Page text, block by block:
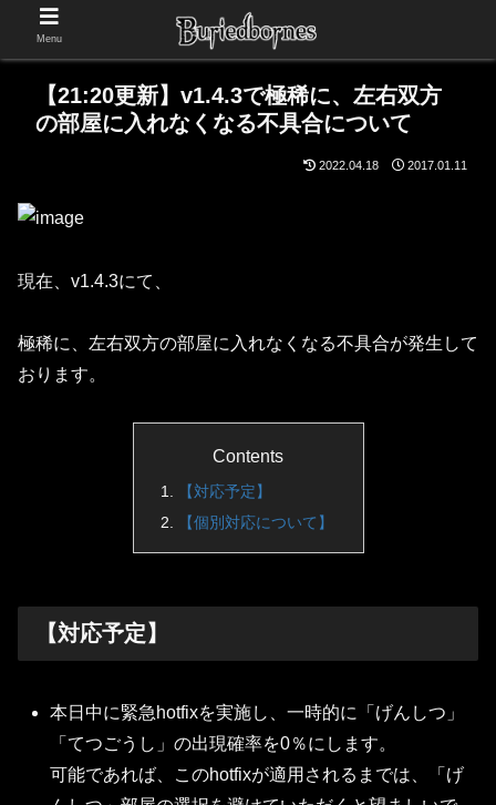
【21:20更新】v1.4.3で極稀に、左右双方
の部屋に入れなくなる不具合について
2022.04.18 2017.01.11
現在、v1.4.3にて、
極稀に、左右双方の部屋に入れなくなる不具合が発生して
おります。
Contents
【対応予定】
【個別対応について】
【対応予定】
本日中に緊急hotfixを実施し、一時的に「げんしつ」
「てつごうし」の出現確率を0％にします。
可能であれば、このhotfixが適用されるまでは、「げ
Menu